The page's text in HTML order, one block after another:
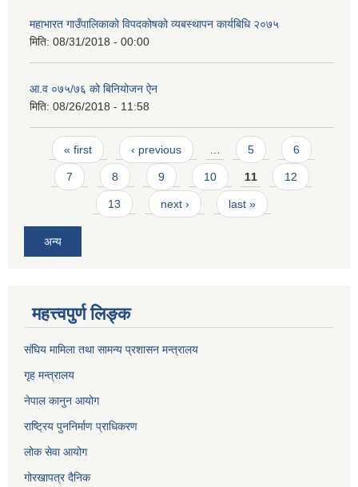
महाभारत गाउँपालिकाको विपदकोषको व्यबस्थापन कार्यबिधि २०७५
मिति: 08/31/2018 - 00:00
आ.व ०७५/७६ को बिनियोजन ऐन
मिति: 08/26/2018 - 11:58
Pages
« first ‹ previous 5 6
7 8 9 10 11 12
13 next › last »
अन्य
महत्त्वपुर्ण लिङ्क
संघिय मामिला तथा सामन्य प्रशासन मन्त्रालय
गृह मन्त्रालय
नेपाल कानुन आयोग
राष्ट्रिय पुननिर्माण प्राधिकरण
लोक सेवा आयोग
गोरखापत्र दैनिक